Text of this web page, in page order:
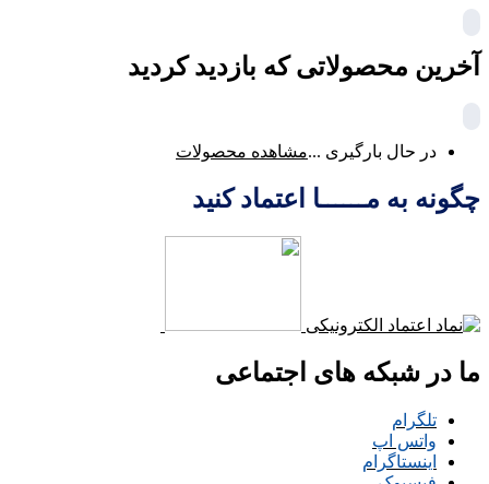
آخرین محصولاتی که بازدید کردید
در حال بارگیری ...مشاهده محصولات
چگونه به مــــــا اعتماد کنید
ما در شبکه های اجتماعی
تلگرام
واتس اپ
اینستاگرام